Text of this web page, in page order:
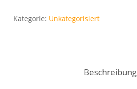
Kategorie: Unkategorisiert
Beschreibung